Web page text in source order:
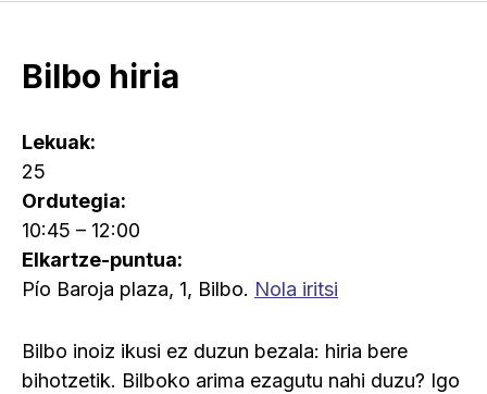
Bilbo hiria
Lekuak:
25
Ordutegia:
10:45 – 12:00
Elkartze-puntua:
Pío Baroja plaza, 1, Bilbo. Nola iritsi
Bilbo inoiz ikusi ez duzun bezala: hiria bere
bihotzetik. Bilboko arima ezagutu nahi duzu? Igo